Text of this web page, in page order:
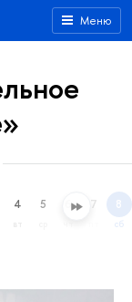
Меню
4 5 6 7 8
сб